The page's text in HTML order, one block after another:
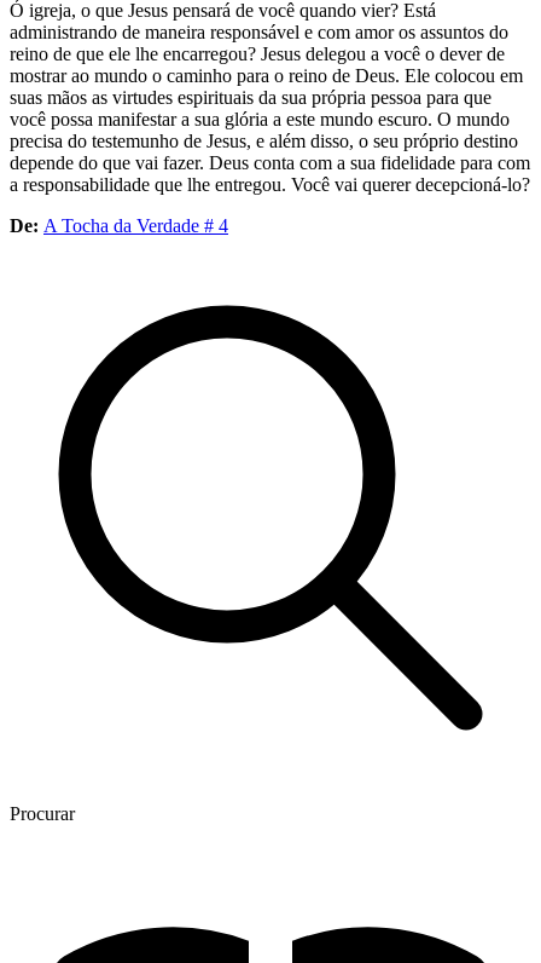
Ó igreja, o que Jesus pensará de você quando vier? Está
administrando de maneira responsável e com amor os assuntos do
reino de que ele lhe encarregou? Jesus delegou a você o dever de
mostrar ao mundo o caminho para o reino de Deus. Ele colocou em
suas mãos as virtudes espirituais da sua própria pessoa para que
você possa manifestar a sua glória a este mundo escuro. O mundo
precisa do testemunho de Jesus, e além disso, o seu próprio destino
depende do que vai fazer. Deus conta com a sua fidelidade para com
a responsabilidade que lhe entregou. Você vai querer decepcioná-lo?
De: A Tocha da Verdade # 4
Procurar